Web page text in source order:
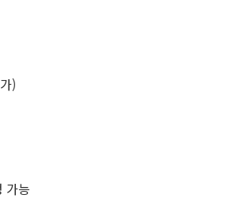
)
가능